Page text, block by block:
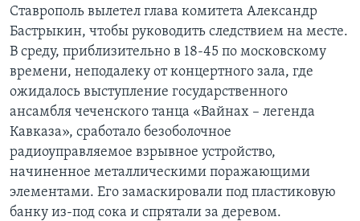
СОЦИАЛЬНЫЕ СЕТИ
Языки
Ставрополь вылетел глава комитета Александр
Бастрыкин, чтобы руководить следствием на месте.
В среду, приблизительно в 18-45 по московскому
времени, неподалеку от концертного зала, где
ожидалось выступление государственного
ансамбля чеченского танца «Вайнах – легенда
Кавказа», сработало безоболочное
радиоуправляемое взрывное устройство,
начиненное металлическими поражающими
элементами. Его замаскировали под пластиковую
банку из-под сока и спрятали за деревом.